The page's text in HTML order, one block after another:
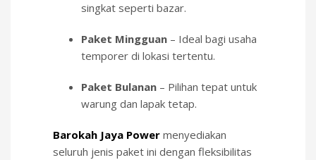
singkat seperti bazar.
Paket Mingguan – Ideal bagi usaha
temporer di lokasi tertentu.
Paket Bulanan – Pilihan tepat untuk
warung dan lapak tetap.
Barokah Jaya Power menyediakan
seluruh jenis paket ini dengan fleksibilitas